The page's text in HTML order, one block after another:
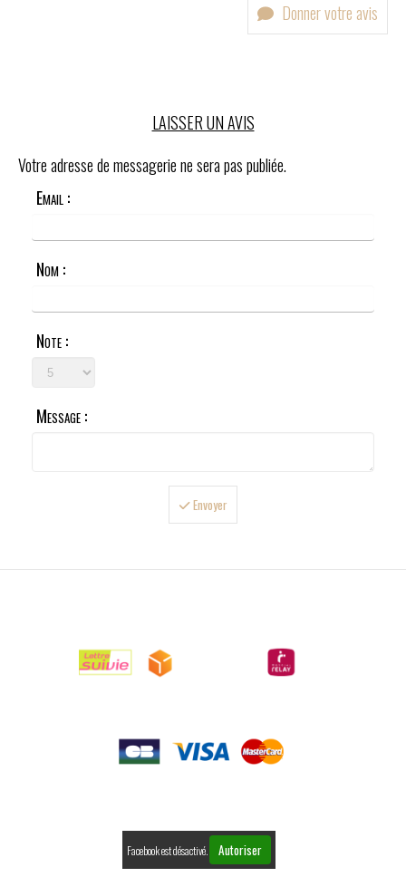
Donner votre avis
LAISSER UN AVIS
Votre adresse de messagerie ne sera pas publiée.
Email :
Nom :
Note :
Message :
Envoyer
Facebook est désactivé. Autoriser